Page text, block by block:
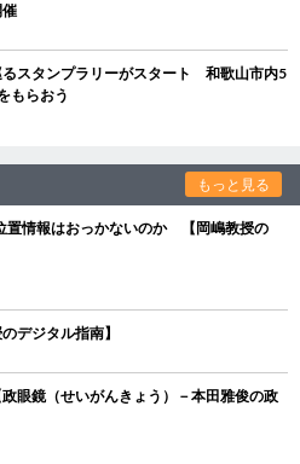
スタンプラリーがスタート 和歌山市内5
もらおう
もっと見る
置情報はおっかないのか 【岡嶋教授の
デジタル指南】
眼鏡（せいがんきょう）－本田雅俊の政